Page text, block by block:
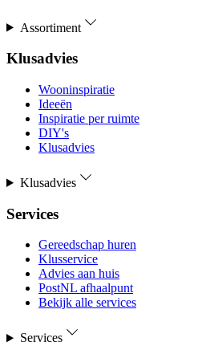
Assortiment
Klusadvies
Wooninspiratie
Ideeën
Inspiratie per ruimte
DIY's
Klusadvies
Klusadvies
Services
Gereedschap huren
Klusservice
Advies aan huis
PostNL afhaalpunt
Bekijk alle services
Services